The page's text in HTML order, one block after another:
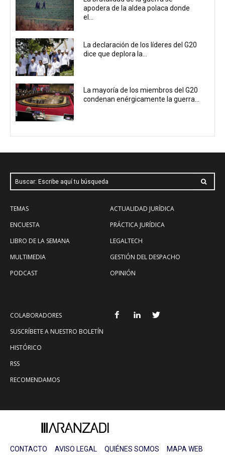
apodera de la aldea polaca donde
el...
La declaración de los líderes del G20
dice que deplora la...
La mayoría de los miembros del G20
condenan enérgicamente la guerra...
Buscar: Escribe aquí tu búsqueda
TEMAS
ENCUESTA
LIBRO DE LA SEMANA
MULTIMEDIA
PODCAST
ACTUALIDAD JURÍDICA
PRÁCTICA JURÍDICA
LEGALTECH
GESTIÓN DEL DESPACHO
OPINIÓN
COLABORADORES
SUSCRÍBETE A NUESTRO BOLETÍN
HISTÓRICO
RSS
RECOMENDAMOS
CONTACTO AVISO LEGAL QUIÉNES SOMOS MAPA WEB